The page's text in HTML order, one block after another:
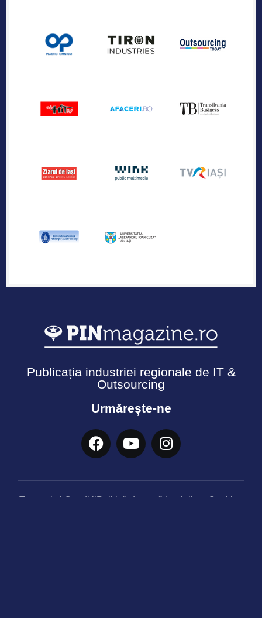
Publicația industriei regionale de IT &
Outsourcing
Urmărește-ne
Termeni și CondițiiPolitică de confidențialitate Cookies